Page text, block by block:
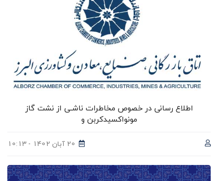
اطلاع رسانی در خصوص مخاطرات ناشـی از نشت گاز
مونواکسیدکربن و
20 آبان 1402 - 10:13